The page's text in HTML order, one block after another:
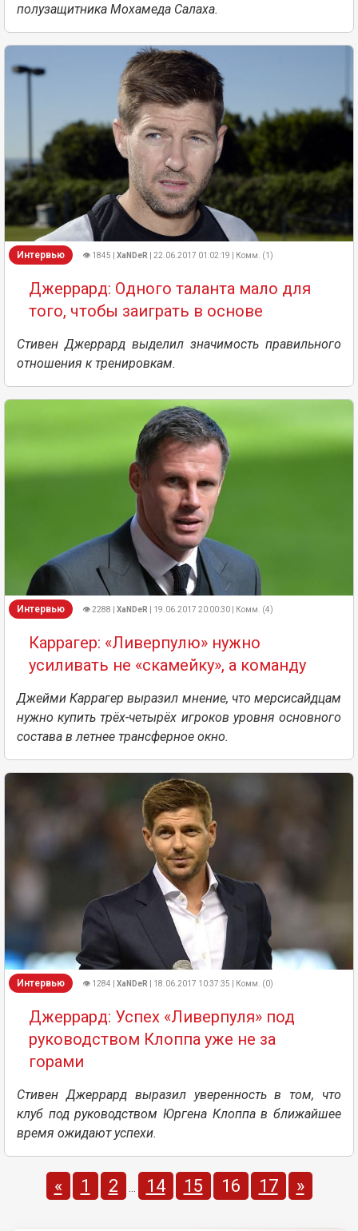
полузащитника Мохамеда Салаха.
Интервью 👁 1845 | XaNDeR | 22.06.2017 01:02:19 | Комм. (1)
Джеррард: Одного таланта мало для
того, чтобы заиграть в основе
Стивен Джеррард выделил значимость правильного
отношения к тренировкам.
Интервью 👁 2288 | XaNDeR | 19.06.2017 20:00:30 | Комм. (4)
Каррагер: «Ливерпулю» нужно
усиливать не «скамейку», а команду
Джейми Каррагер выразил мнение, что мерсисайдцам
нужно купить трёх-четырёх игроков уровня основного
состава в летнее трансферное окно.
Интервью 👁 1284 | XaNDeR | 18.06.2017 10:37:35 | Комм. (0)
Джеррард: Успех «Ливерпуля» под
руководством Клоппа уже не за
горами
Стивен Джеррард выразил уверенность в том, что
клуб под руководством Юргена Клоппа в ближайшее
время ожидают успехи.
« 1 2 14 15 16 17 »